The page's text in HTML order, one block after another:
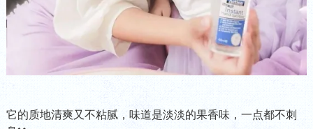
它的质地清爽又不粘腻，味道是淡淡的果香味，一点都不刺